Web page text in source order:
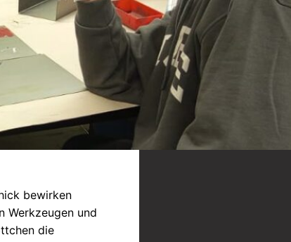
bewirken
Werkzeugen und
die